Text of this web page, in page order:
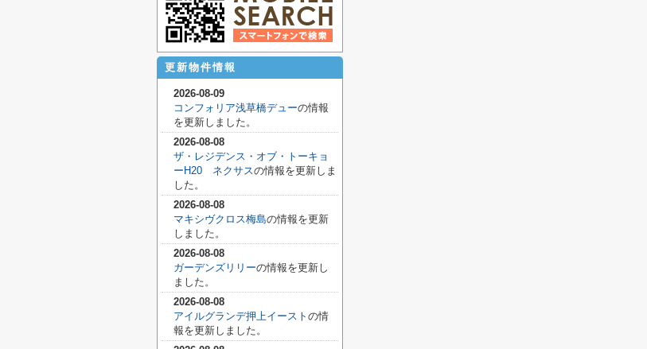
更新物件情報
2026-08-09
コンフォリア浅草橋デューの情報
を更新しました。
2026-08-08
ザ・レジデンス・オブ・トーキョ
ーH20 ネクサスの情報を更新しま
した。
2026-08-08
マキシヴクロス梅島の情報を更新
しました。
2026-08-08
ガーデンズリリーの情報を更新し
ました。
2026-08-08
アイルグランデ押上イースト の情
報を更新しました。